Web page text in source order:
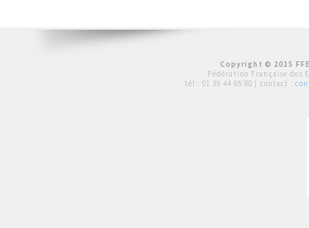
Copyright © 2015
Fédération Française des
tél : 01 39 44 65 80 | contact :